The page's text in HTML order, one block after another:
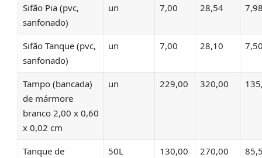
Sifão Pia (pvc,
sanfonado)
un 7,00 28,54
Sifão Tanque (pvc,
sanfonado)
un 7,00 28,10
Tampo (bancada)
de mármore
branco 2,00 x 0,60
x 0,02 cm
un 229,00 320,00
Tanque de
50L 130,00 270,00